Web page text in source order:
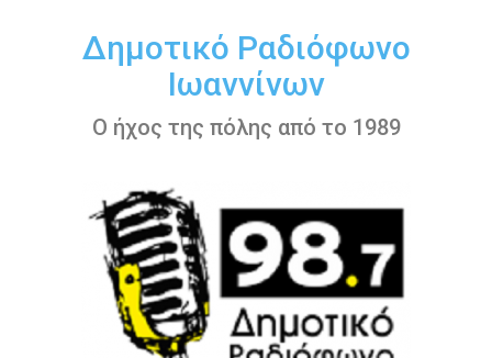
περιεχόμενοΔημοτικό Ραδιόφωνο
Ιωαννίνων
Ο ήχος της πόλης από το 1989